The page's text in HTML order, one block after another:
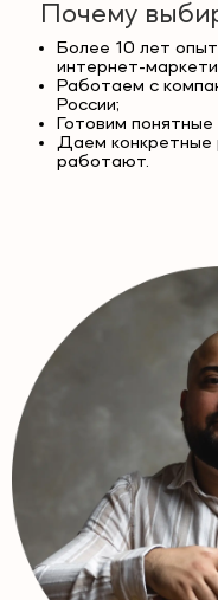
Почему
Более 10 лет
интернет-
Работаем с
России;
Готовим
Даем конкретные
работают.